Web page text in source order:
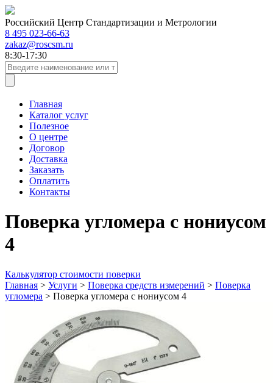
Российский Центр Стандартизации и Метрологии
8 495 023-66-63
zakaz@roscsm.ru
8:30-17:30
Главная
Каталог услуг
Полезное
О центре
Договор
Доставка
Заказать
Оплатить
Контакты
Поверка угломера с нониусом
4
Калькулятор стоимости поверки
Главная > Услуги > Поверка средств измерений > Поверка
угломера > Поверка угломера с нониусом 4